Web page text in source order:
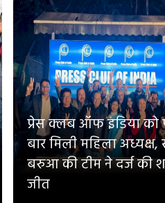
प्रेस क्लब ऑफ इंडिया को
बार मिली महिला अध्यक्ष,
बरुआ की टीम ने दर्ज की
जीत